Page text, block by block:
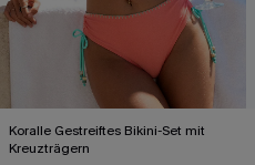
Koralle Gestreiftes Bikini-Set mit
Kreuzträgern